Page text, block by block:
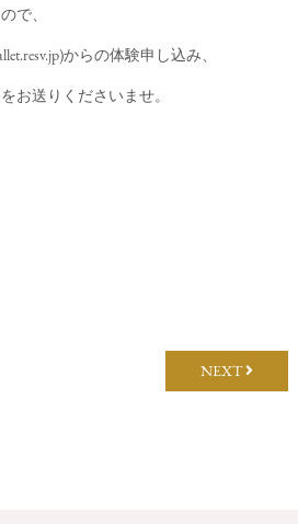
で、
)からの体験申し込み、
お送りくださいませ。
NEXT